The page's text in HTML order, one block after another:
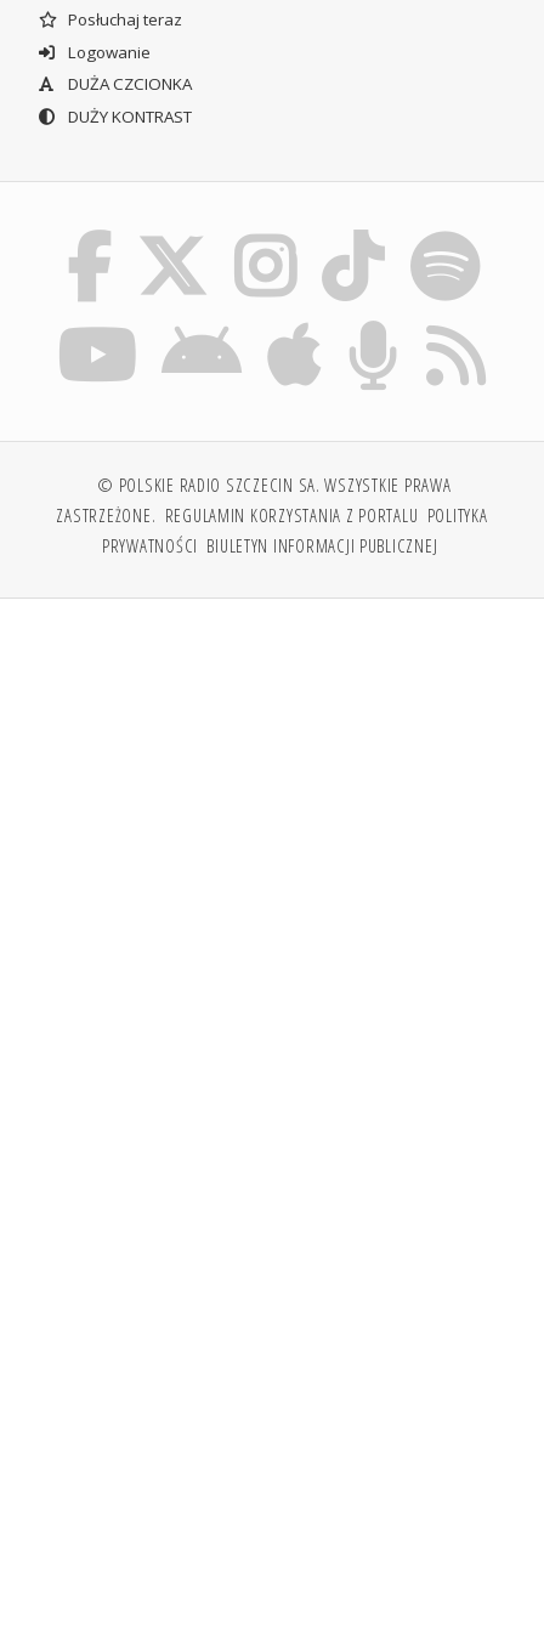
Posłuchaj teraz
Logowanie
DUŻA CZCIONKA
DUŻY KONTRAST
© POLSKIE RADIO SZCZECIN SA. WSZYSTKIE PRAWA
ZASTRZEŻONE. REGULAMIN KORZYSTANIA Z PORTALU POLITYKA
PRYWATNOŚCI BIULETYN INFORMACJI PUBLICZNEJ